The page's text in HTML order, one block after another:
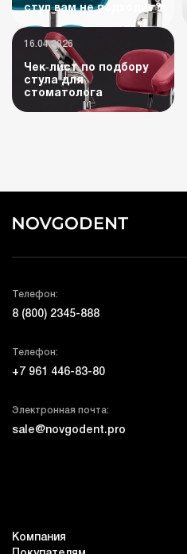
стул вам не подходит?
16.04.2026
Чек‑лист по подбору
стула для
стоматолога
Телефон:
8 (800) 2345-888
Телефон:
+7 961 446-83-80
Электронная почта:
sale@novgodent.pro
Компания